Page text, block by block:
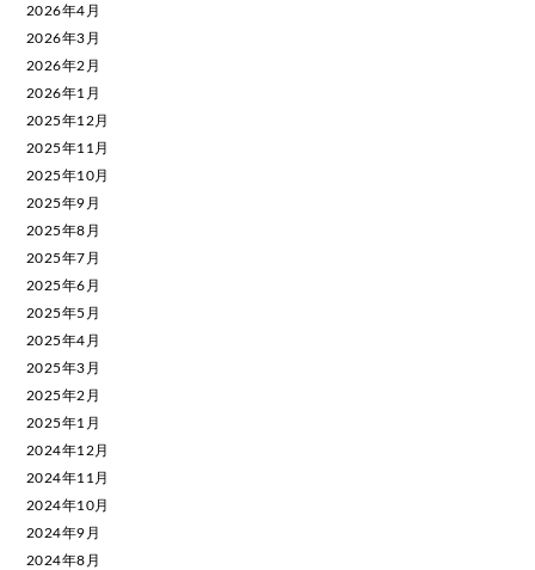
2026年4月
2026年3月
2026年2月
2026年1月
2025年12月
2025年11月
2025年10月
2025年9月
2025年8月
2025年7月
2025年6月
2025年5月
2025年4月
2025年3月
2025年2月
2025年1月
2024年12月
2024年11月
2024年10月
2024年9月
2024年8月